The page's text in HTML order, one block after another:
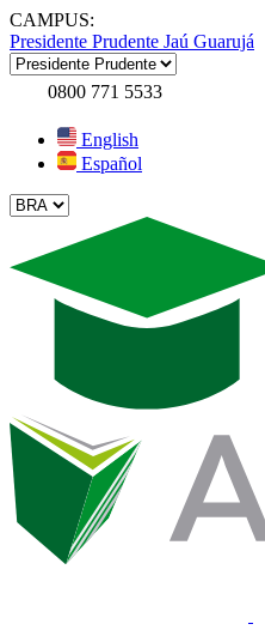
CAMPUS:
Presidente Prudente Jaú Guarujá
0800 771 5533
English
Español